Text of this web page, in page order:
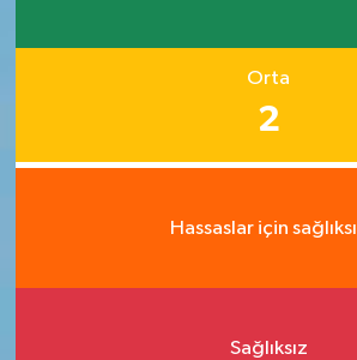
Orta
2
Hassaslar için
Sağlıksız